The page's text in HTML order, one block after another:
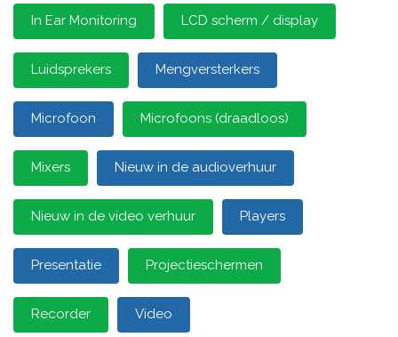
In Ear Monitoring LCD scherm / display
Luidsprekers Mengversterkers
Microfoon Microfoons (draadloos)
Mixers Nieuw in de audioverhuur
Nieuw in de video verhuur Players
Presentatie Projectieschermen
Recorder Video